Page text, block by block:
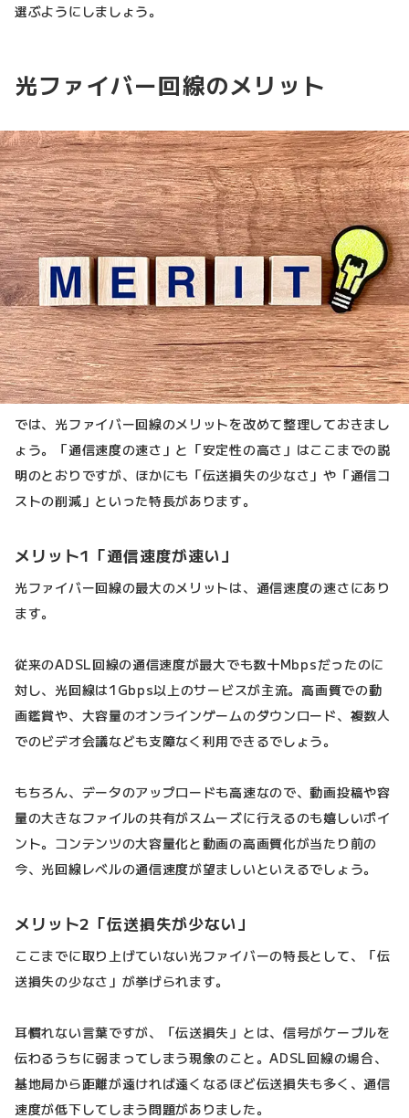
選ぶようにしましょう。
光ファイバー回線のメリット
では、光ファイバー回線のメリットを改めて整理しておきまし
ょう。「通信速度の速さ」と「安定性の高さ」はここまでの説
明のとおりですが、ほかにも「伝送損失の少なさ」や「通信コ
ストの削減」といった特長があります。
メリット1「通信速度が速い」
光ファイバー回線の最大のメリットは、通信速度の速さにあり
ます。
従来のADSL回線の通信速度が最大でも数十Mbpsだったのに
対し、光回線は1Gbps以上のサービスが主流。高画質での動
画鑑賞や、大容量のオンラインゲームのダウンロード、複数人
でのビデオ会議なども支障なく利用できるでしょう。
もちろん、データのアップロードも高速なので、動画投稿や容
量の大きなファイルの共有がスムーズに行えるのも嬉しいポイ
ント。コンテンツの大容量化と動画の高画質化が当たり前の
今、光回線レベルの通信速度が望ましいといえるでしょう。
メリット2「伝送損失が少ない」
ここまでに取り上げていない光ファイバーの特長として、「伝
送損失の少なさ」が挙げられます。
耳慣れない言葉ですが、「伝送損失」とは、信号がケーブルを
伝わるうちに弱まってしまう現象のこと。ADSL回線の場合、
基地局から距離が遠ければ遠くなるほど伝送損失も多く、通信
速度が低下してしまう問題がありました。